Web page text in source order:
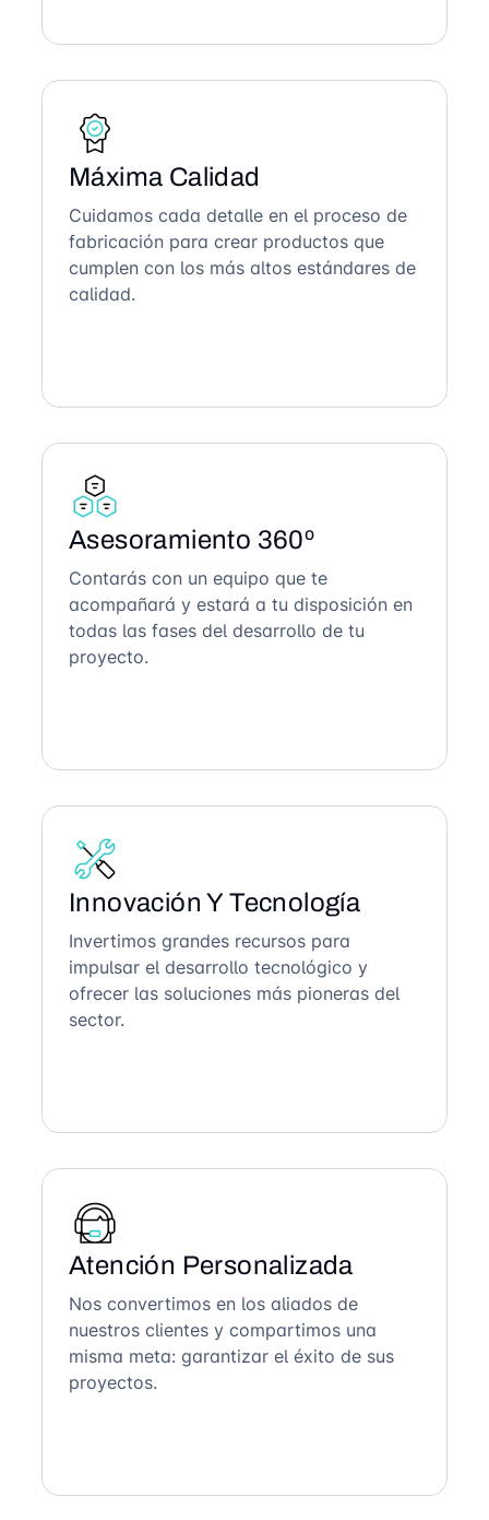
Máxima Calidad
Cuidamos cada detalle en el proceso de
fabricación para crear productos que
cumplen con los más altos estándares de
calidad.
Asesoramiento 360º
Contarás con un equipo que te
acompañará y estará a tu disposición en
todas las fases del desarrollo de tu
proyecto.
Innovación Y Tecnología
Invertimos grandes recursos para
impulsar el desarrollo tecnológico y
ofrecer las soluciones más pioneras del
sector.
Atención Personalizada
Nos convertimos en los aliados de
nuestros clientes y compartimos una
misma meta: garantizar el éxito de sus
proyectos.